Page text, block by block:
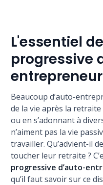
L'essentiel
progressive
entrepreneur
Beaucoup d’auto-
de la vie après la
ou en s’adonnant à
n’aiment pas la vie
travailler. Qu’advient-il
toucher leur retraite ?
progressive d’auto-
qu’il faut savoir sur ce